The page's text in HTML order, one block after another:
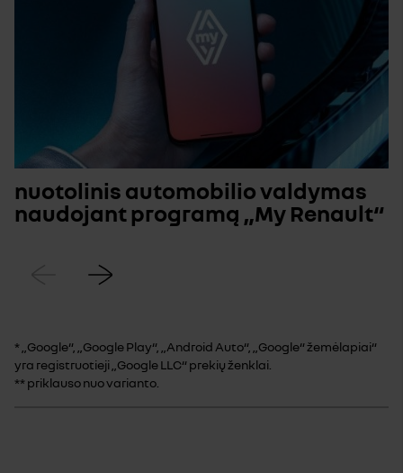
nuotolinis automobilio valdymas
naudojant programą „My Renault“
Ankstesnis
* „Google“, „Google Play“, „Android Auto“, „Google“ žemėlapiai“
yra registruotieji „Google LLC“ prekių ženklai.
** priklauso nuo varianto.